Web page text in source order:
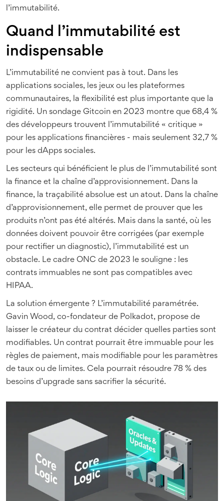
l’immutabilité.
Quand l’immutabilité est
indispensable
L’immutabilité ne convient pas à tout. Dans les
applications sociales, les jeux ou les plateformes
communautaires, la flexibilité est plus importante que la
rigidité. Un sondage Gitcoin en 2023 montre que 68,4 %
des développeurs trouvent l’immutabilité « critique »
pour les applications financières - mais seulement 32,7 %
pour les dApps sociales.
Les secteurs qui bénéficient le plus de l’immutabilité sont
la finance et la chaîne d’approvisionnement. Dans la
finance, la traçabilité absolue est un atout. Dans la chaîne
d’approvisionnement, elle permet de prouver que les
produits n’ont pas été altérés. Mais dans la santé, où les
données doivent pouvoir être corrigées (par exemple
pour rectifier un diagnostic), l’immutabilité est un
obstacle. Le cadre ONC de 2023 le souligne : les
contrats immuables ne sont pas compatibles avec
HIPAA.
La solution émergente ? L’immutabilité paramétrée.
Gavin Wood, co-fondateur de Polkadot, propose de
laisser le créateur du contrat décider quelles parties sont
modifiables. Un contrat pourrait être immuable pour les
règles de paiement, mais modifiable pour les paramètres
de taux ou de limites. Cela pourrait résoudre 78 % des
besoins d’upgrade sans sacrifier la sécurité.